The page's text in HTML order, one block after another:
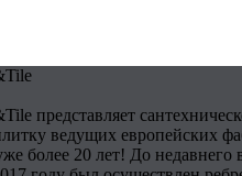
представляет
ведущих европейских
более 20 лет! До недавнего